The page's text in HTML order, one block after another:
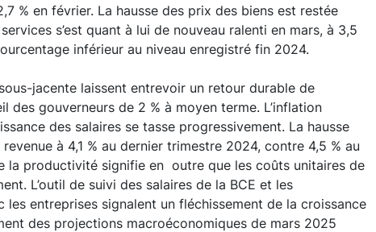
% en février. La hausse des prix des biens est restée
s’est quant à lui de nouveau ralenti en mars, à 3,5
inférieur au niveau enregistré fin 2024.
jacente laissent entrevoir un retour durable de
des gouverneurs de 2 % à moyen terme. L’inflation
des salaires se tasse progressivement. La hausse
à 4,1 % au dernier trimestre 2024, contre 4,5 % au
la productivité signifie en outre que les coûts unitaires de
L’outil de suivi des salaires de la BCE et les
entreprises signalent un fléchissement de la croissance
des projections macroéconomiques de mars 2025